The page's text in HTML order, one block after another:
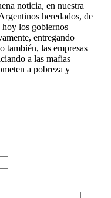
noticia, en nuestra
heredados, de
hoy los gobiernos
entregando
también, las empresas
a las mafias
a pobreza y